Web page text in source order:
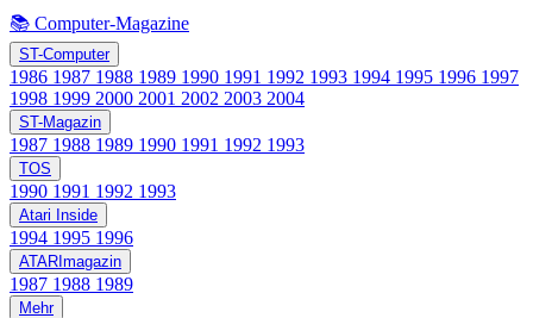
📚 Computer-Magazine
ST-Computer
1986 1987 1988 1989 1990 1991 1992 1993 1994 1995 1996 1997
1998 1999 2000 2001 2002 2003 2004
ST-Magazin
1987 1988 1989 1990 1991 1992 1993
TOS
1990 1991 1992 1993
Atari Inside
1994 1995 1996
ATARImagazin
1987 1988 1989
Mehr